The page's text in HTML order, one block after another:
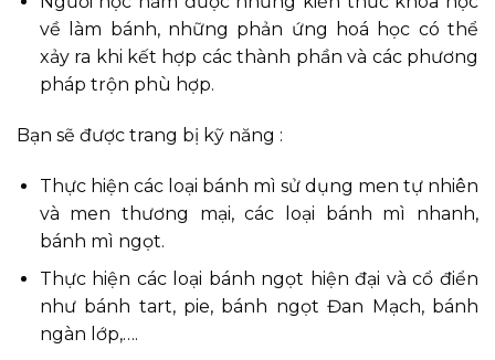
về làm bánh, những phản ứng hoá học có thể
xảy ra khi kết hợp các thành phần và các phương
pháp trộn phù hợp.
Bạn sẽ được trang bị kỹ năng :
Thực hiện các loại bánh mì sử dụng men tự nhiên
và men thương mại, các loại bánh mì nhanh,
bánh mì ngọt.
Thực hiện các loại bánh ngọt hiện đại và cổ điển
như bánh tart, pie, bánh ngọt Đan Mạch, bánh
ngàn lớp,….